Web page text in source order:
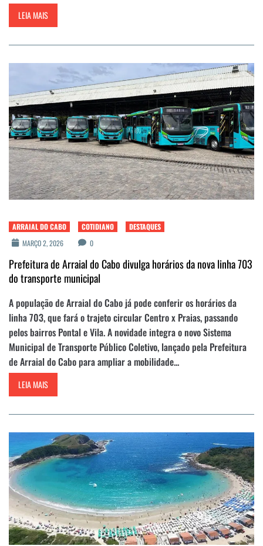
LEIA MAIS
ARRAIAL DO CABO COTIDIANO
DESTAQUES
MARÇO 2, 2026
0
Prefeitura de Arraial do Cabo divulga horários da nova linha 703
do transporte municipal
A população de Arraial do Cabo já pode conferir os horários da
linha 703, que fará o trajeto circular Centro x Praias, passando
pelos bairros Pontal e Vila. A novidade integra o novo Sistema
Municipal de Transporte Público Coletivo, lançado pela Prefeitura
de Arraial do Cabo para ampliar a mobilidade...
LEIA MAIS